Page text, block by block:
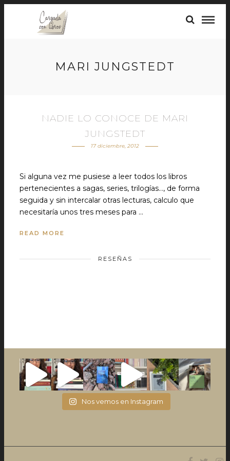
MARI JUNGSTEDT
NADIE LO CONOCE DE MARI
JUNGSTEDT
17 diciembre, 2012
Si alguna vez me pusiese a leer todos los libros
pertenecientes a sagas, series, trilogías…, de forma
seguida y sin intercalar otras lecturas, calculo que
necesitaría unos tres meses para …
READ MORE
RESEÑAS
Nos vemos en Instagram